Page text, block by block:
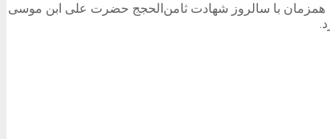
همزمان با سالروز شهادت ثامن‌الحجج حضرت علی ابن موسی